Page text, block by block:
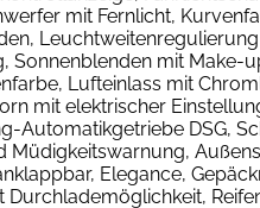
mit Fernlicht,
Sonnenblenden mit Make-
Lufteinlass mit
mit elektrischer
Automatikgetriebe DSG,
Elegance,